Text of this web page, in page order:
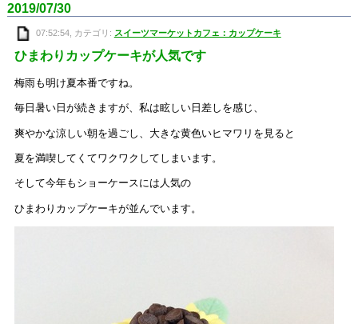
2019/07/30
07:52:54, カテゴリ: スイーツマーケットカフェ：カップケーキ
ひまわりカップケーキが人気です
梅雨も明け夏本番ですね。
毎日暑い日が続きますが、私は眩しい日差しを感じ、
爽やかな涼しい朝を過ごし、大きな黄色いヒマワリを見ると
夏を満喫してくてワクワクしてしまいます。
そして今年もショーケースには人気の
ひまわりカップケーキが並んでいます。